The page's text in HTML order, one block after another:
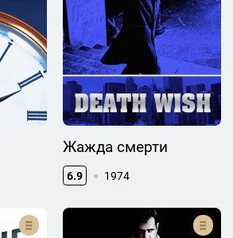
Жажда смерти
6.9 1974